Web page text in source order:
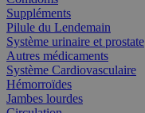
Suppléments
Pilule du Lendemain
Système urinaire et prostate
Autres médicaments
Système Cardiovasculaire
Hémorroïdes
Jambes lourdes